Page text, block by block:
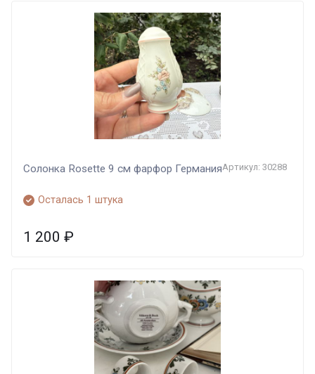
Солонка Rosette 9 см фарфор ГерманияАртикул: 30288
Осталась 1 штука
1 200 ₽